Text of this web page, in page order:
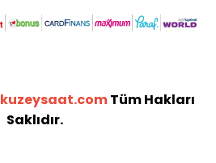
kuzeysaat.comTüm Hakları
Saklıdır.